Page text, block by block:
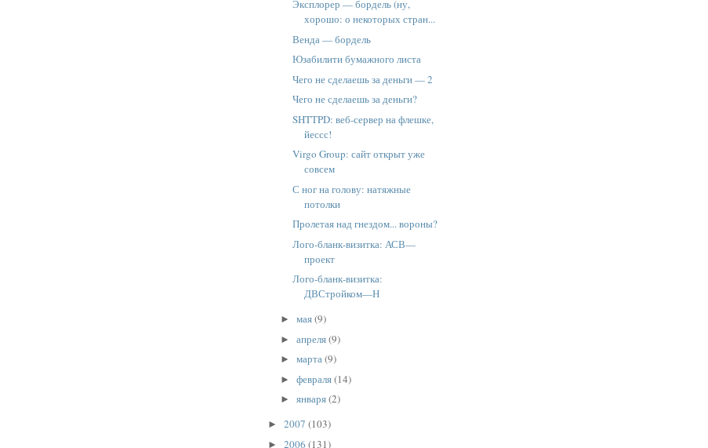
Эксплорер — бордель (ну,
хорошо: о некоторых стран...
Венда — бордель
Юзабилити бумажного листа
Чего не сделаешь за деньги — 2
Чего не сделаешь за деньги?
SHTTPD: веб-сервер на флешке,
йессс!
Virgo Group: сайт открыт уже
совсем
С ног на голову: натяжные
потолки
Пролетая над гнездом... вороны?
Лого-бланк-визитка: АСВ—
проект
Лого-бланк-визитка:
ДВСтройком—Н
► мая(9)
► апреля(9)
► марта(9)
► февраля(14)
► января(2)
► 2007 (103)
► 2006 (131)